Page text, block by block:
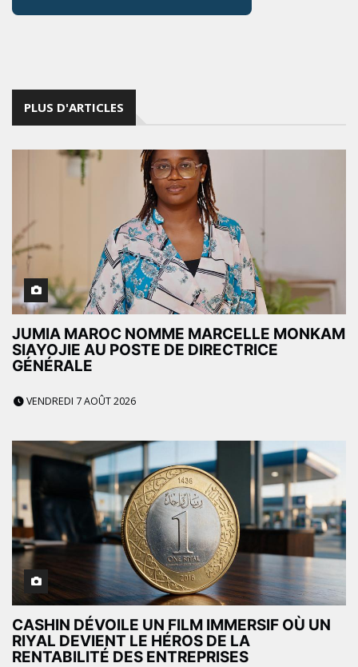
PLUS D'ARTICLES
JUMIA MAROC NOMME MARCELLE MONKAM
SIAYOJIE AU POSTE DE DIRECTRICE
GÉNÉRALE
VENDREDI 7 AOÛT 2026
CASHIN DÉVOILE UN FILM IMMERSIF OÙ UN
RIYAL DEVIENT LE HÉROS DE LA
RENTABILITÉ DES ENTREPRISES